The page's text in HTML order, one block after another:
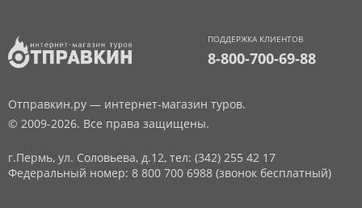
ПОДДЕРЖКА КЛИЕНТОВ
8-800-700-69-88
Отправкин.ру — интернет-магазин туров.
© 2009-2026. Все права защищены.
г.Пермь, ул. Соловьева, д.12, тел: (342) 255 42 17
Федеральный номер: 8 800 700 6988 (звонок бесплатный)